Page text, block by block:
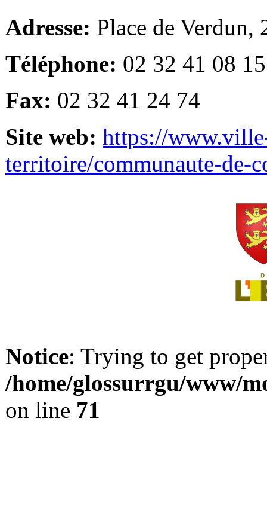
Adresse: Place de Verdun,
Téléphone: 02 32 41 08 15
Fax: 02 32 41 24 74
Site web: https://
territoire/communaute-de-
Notice: Trying to get
/home/glossurrgu/www/
on line 71